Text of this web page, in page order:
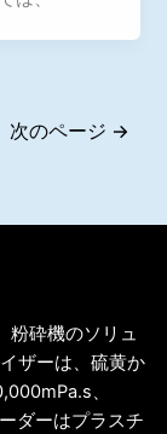
次のページ →
粉砕機のソリュ
ザーは、硫黄か
、
ダーはプラスチ